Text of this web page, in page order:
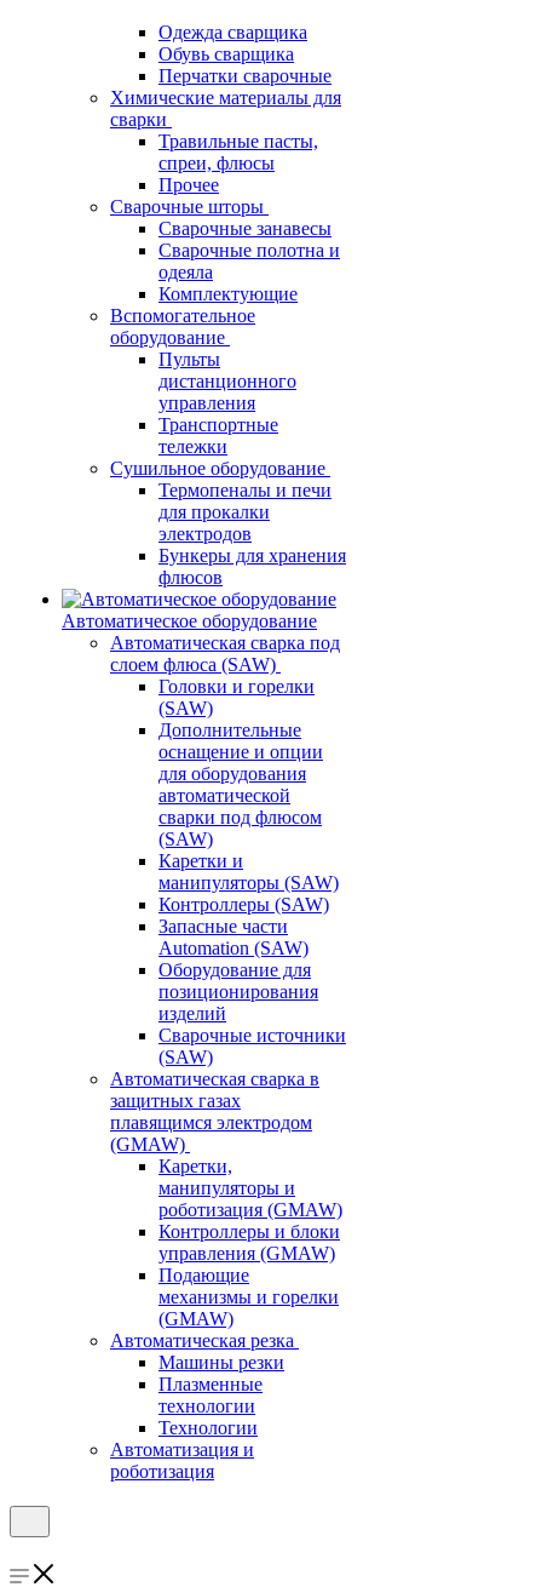
Одежда сварщика
Обувь сварщика
Перчатки сварочные
Химические материалы для
сварки
Травильные пасты,
спреи, флюсы
Прочее
Сварочные шторы
Сварочные занавесы
Сварочные полотна и
одеяла
Комплектующие
Вспомогательное
оборудование
Пульты
дистанционного
управления
Транспортные
тележки
Сушильное оборудование
Термопеналы и печи
для прокалки
электродов
Бункеры для хранения
флюсов
Автоматическое оборудование
Автоматическая сварка под
слоем флюса (SAW)
Головки и горелки
(SAW)
Дополнительные
оснащение и опции
для оборудования
автоматической
сварки под флюсом
(SAW)
Каретки и
манипуляторы (SAW)
Контроллеры (SAW)
Запасные части
Automation (SAW)
Оборудование для
позиционирования
изделий
Сварочные источники
(SAW)
Автоматическая сварка в
защитных газах
плавящимся электродом
(GMAW)
Каретки,
манипуляторы и
роботизация (GMAW)
Контроллеры и блоки
управления (GMAW)
Подающие
механизмы и горелки
(GMAW)
Автоматическая резка
Машины резки
Плазменные
технологии
Технологии
Автоматизация и
роботизация